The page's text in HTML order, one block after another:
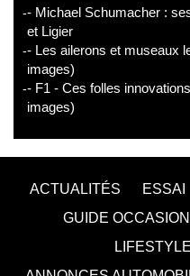
- Michael Schumacher :
et Ligier
- Les ailerons et museaux
images)
- F1 - Ces folles
images)
ACTUALITÉS ESSAI
GUIDE OCCASION
LIFESTYLE